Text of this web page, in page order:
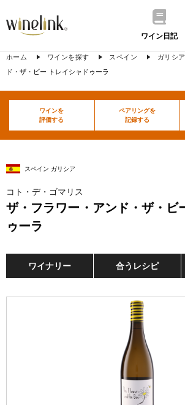
ワイン日記
ホーム ワインを探す スペイン ガリシア
ド・ザ・ビー トレイシャドゥーラ
ワインを
評価する
ペアリングを
記録する
スペイン ガリシア
コト・デ・ゴマリス
ザ・フラワー・アンド・ザ・ビ
ゥーラ
ワイナリー 合うレシピ